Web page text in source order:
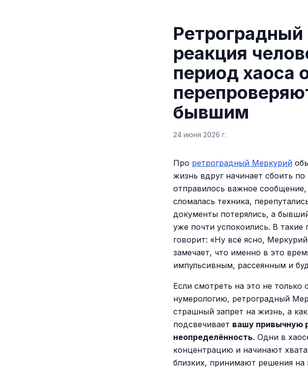
реакция
период хаоса
бывшим
24 июня 2026 г.
Про ретроградный Меркурий
жизнь вдруг начинает сбоить
отправилось важное
сломалась техника,
документы потерялись, а
уже почти успокоились. В
говорит: «Ну всё ясно,
замечает, что именно в это
импульсивным, рассеянным и
Если смотреть на это не только
нумерологию, ретроградный
страшный запрет на жизнь, а
подсвечивает вашу привычную
неопределённость. Одни в
концентрацию и начинают
близких, принимают решения